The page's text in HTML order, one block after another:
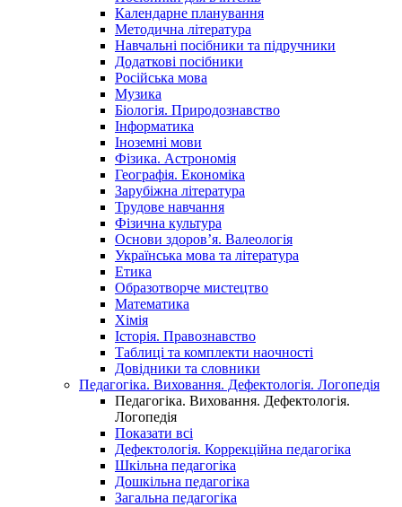
Календарне планування
Методична література
Навчальні посібники та підручники
Додаткові посібники
Російська мова
Музика
Біологія. Природознавство
Інформатика
Іноземні мови
Фізика. Астрономія
Географія. Економіка
Зарубіжна література
Трудове навчання
Фізична культура
Основи здоров’я. Валеологія
Українська мова та література
Етика
Образотворче мистецтво
Математика
Хімія
Історія. Правознавство
Таблиці та комплекти наочності
Довідники та словники
Педагогіка. Виховання. Дефектологія. Логопедія
Педагогіка. Виховання. Дефектологія.
Логопедія
Показати всі
Дефектологія. Коррекційна педагогіка
Шкільна педагогіка
Дошкільна педагогіка
Загальна педагогіка